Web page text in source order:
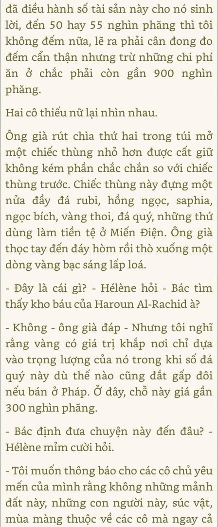
đã điều hành số tài sản này cho nó sinh
lời, đến 50 hay 55 nghìn phăng thì tôi
không đếm nữa, lẽ ra phải cân đong đo
đếm cẩn thận nhưng trừ những chi phí
ăn ở chắc phải còn gần 900 nghìn
phăng.
Hai cô thiếu nữ lại nhìn nhau.
Ông già rút chìa thứ hai trong túi mở
một chiếc thùng nhỏ hơn được cất giữ
không kém phần chắc chắn so với chiếc
thùng trước. Chiếc thùng này đựng một
nửa đầy đá rubi, hồng ngọc, saphia,
ngọc bích, vàng thoi, đá quý, những thứ
dùng làm tiền tệ ở Miến Điện. Ông già
thọc tay đến đáy hòm rồi thò xuống một
dòng vàng bạc sáng lấp loá.
- Đây là cái gì? - Hélène hỏi - Bác tìm
thấy kho báu của Haroun Al-Rachid à?
- Không - ông già đáp - Nhưng tôi nghĩ
rằng vàng có giá trị khắp nơi chỉ dựa
vào trọng lượng của nó trong khi số đá
quý này dù thế nào cũng đắt gấp đôi
nếu bán ở Pháp. Ở đây, chỗ này giá gần
300 nghìn phăng.
- Bác định đưa chuyện này đến đâu? -
Hélène mỉm cười hỏi.
- Tôi muốn thông báo cho các cô chủ yêu
mến của mình rằng không những mảnh
đất này, những con người này, súc vật,
mùa màng thuộc về các cô mà ngay cả